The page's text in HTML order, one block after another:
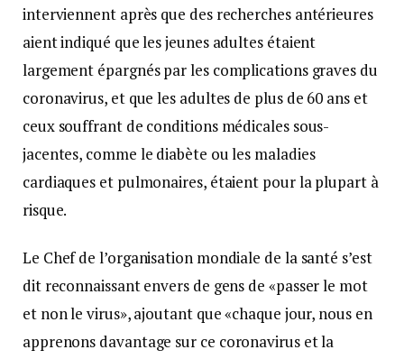
interviennent après que des recherches antérieures
aient indiqué que les jeunes adultes étaient
largement épargnés par les complications graves du
coronavirus, et que les adultes de plus de 60 ans et
ceux souffrant de conditions médicales sous-
jacentes, comme le diabète ou les maladies
cardiaques et pulmonaires, étaient pour la plupart à
risque.
Le Chef de l’organisation mondiale de la santé s’est
dit reconnaissant envers de gens de «passer le mot
et non le virus», ajoutant que «chaque jour, nous en
apprenons davantage sur ce coronavirus et la